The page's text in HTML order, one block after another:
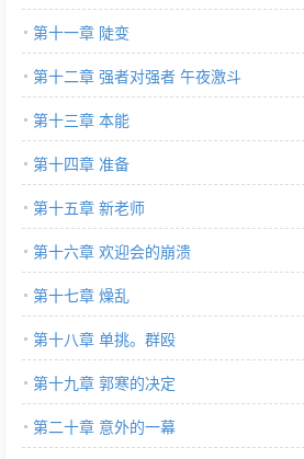
第十一章 陡变
第十二章 强者对强者 午夜激斗
第十三章 本能
第十四章 准备
第十五章 新老师
第十六章 欢迎会的崩溃
第十七章 燥乱
第十八章 单挑。群殴
第十九章 郭寒的决定
第二十章 意外的一幕